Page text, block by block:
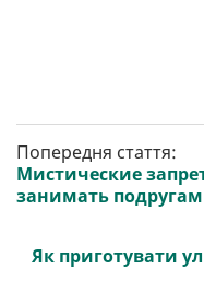
Попередня стаття:
Мистические
занимать подругам
Як приготувати